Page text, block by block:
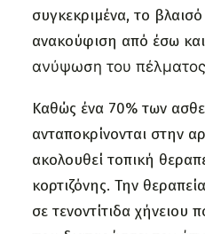
συγκεκριμένα, το
ανακούφιση από έσω
ανύψωση του
Καθώς ένα 70% των
ανταποκρίνονται στην
ακολουθεί τοπική
κορτιζόνης. Την
σε τενοντίτιδα χήνειου